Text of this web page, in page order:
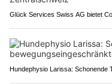
Glück Services Swiss AG bietet
Hundephysio Larissa: Schonende